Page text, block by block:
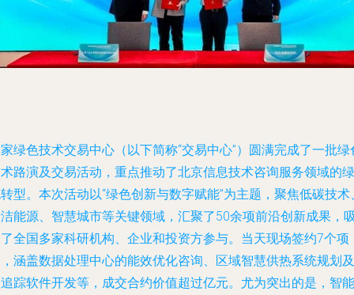
绿色技术交易中心（以下简称“交易中心”）圆满完成了一批绿
路演及交易活动，重点推动了北京信息技术咨询服务领域的绿
型。本次活动以“绿色创新与数字赋能”为主题，聚焦低碳技术
能源、智慧城市等关键领域，汇聚了50余项前沿创新成果，
全国多家科研机构、企业和投资方参与。当天现场签约7个项
涵盖数据处理中心的能效优化咨询、区域智慧供热系统规划及
踪软件开发等，成交合约价值超过亿元。尤为突出的是，智能